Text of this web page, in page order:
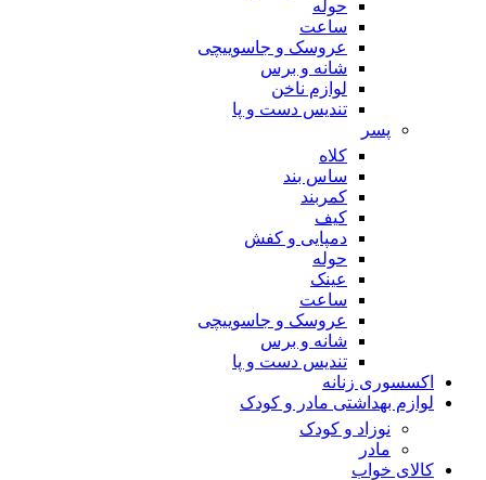
حوله
ساعت
عروسک و جاسوییچی
شانه و برس
لوازم ناخن
تندیس دست و پا
پسر
کلاه
ساس بند
کمربند
کیف
دمپایی و کفش
حوله
عینک
ساعت
عروسک و جاسوییچی
شانه و برس
تندیس دست و پا
اکسسوری زنانه
لوازم بهداشتی مادر و کودک
نوزاد و کودک
مادر
کالای خواب